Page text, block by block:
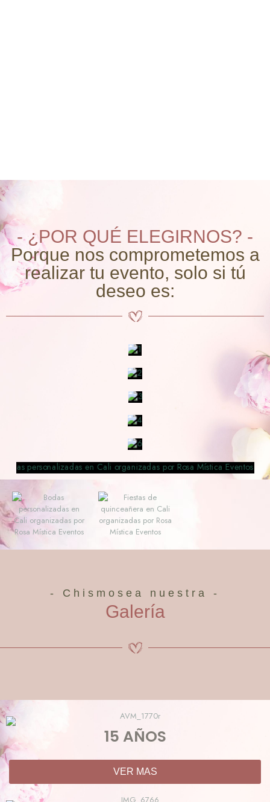
- ¿POR QUÉ ELEGIRNOS? -
Porque nos comprometemos a
realizar tu evento, solo si tú
deseo es:
- Chismosea nuestra -
Galería
15 AÑOS
VER MAS